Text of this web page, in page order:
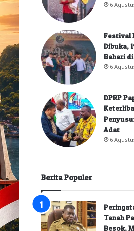
6
Festival
Dibuka,
Bahari
6
DPRP
Adat
6
Berita Populer
Tanah
Besok,